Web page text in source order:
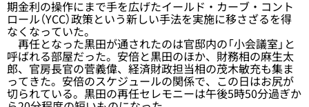
期金利の操作にまで手を広げたイールド・カーブ・コント
ロール（YCC）政策という新しい手法を実施に移さざるを得
なくなっていた。
再任となった黒田が通されたのは官邸内の「小会議室」と
呼ばれる部屋だった。安倍と黒田のほか、財務相の麻生太
郎、官房長官の菅義偉、経済財政担当相の茂木敏充も集ま
ってきた。安倍のスケジュールの関係で、この日はお尻が
切られている。黒田の再任セレモニーは午後5時50分過ぎか